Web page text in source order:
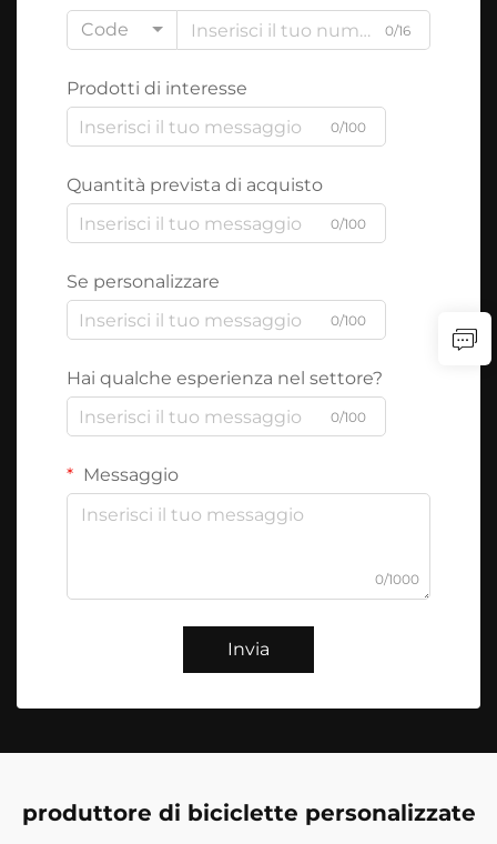
Code
0/16
Prodotti di interesse
0/100
Quantità prevista di acquisto
0/100
Se personalizzare
0/100
Hai qualche esperienza nel settore?
0/100
Messaggio
0/1000
Invia
produttore di biciclette personalizzate